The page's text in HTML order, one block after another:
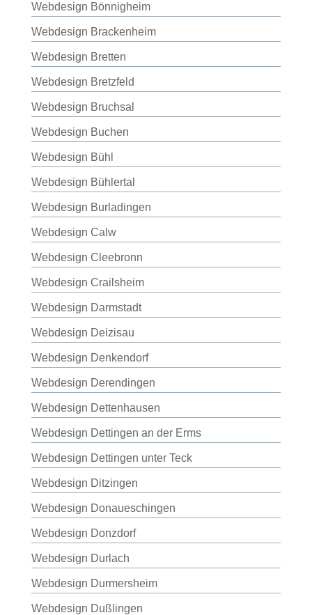
Webdesign Bönnigheim
Webdesign Brackenheim
Webdesign Bretten
Webdesign Bretzfeld
Webdesign Bruchsal
Webdesign Buchen
Webdesign Bühl
Webdesign Bühlertal
Webdesign Burladingen
Webdesign Calw
Webdesign Cleebronn
Webdesign Crailsheim
Webdesign Darmstadt
Webdesign Deizisau
Webdesign Denkendorf
Webdesign Derendingen
Webdesign Dettenhausen
Webdesign Dettingen an der Erms
Webdesign Dettingen unter Teck
Webdesign Ditzingen
Webdesign Donaueschingen
Webdesign Donzdorf
Webdesign Durlach
Webdesign Durmersheim
Webdesign Dußlingen